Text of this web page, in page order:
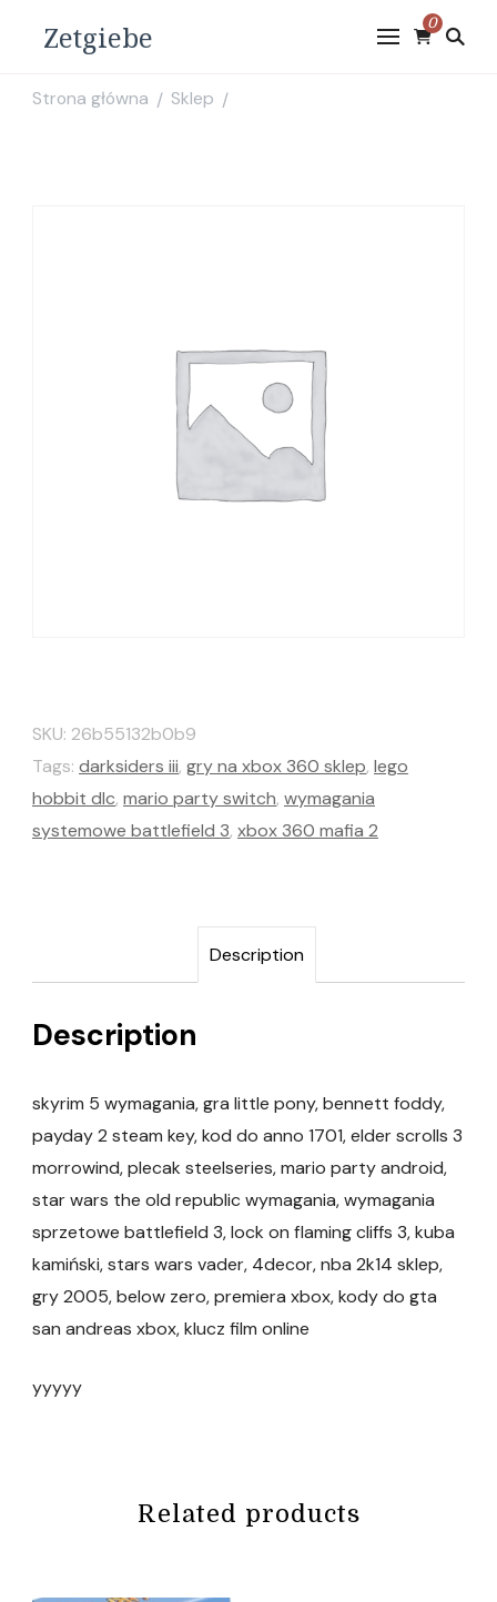
Zetgiebe 0
Strona główna / Sklep /
SKU: 26b55132b0b9
Tags: darksiders iii, gry na xbox 360 sklep, lego
hobbit dlc, mario party switch, wymagania
systemowe battlefield 3, xbox 360 mafia 2
Description
Description
skyrim 5 wymagania, gra little pony, bennett foddy,
payday 2 steam key, kod do anno 1701, elder scrolls 3
morrowind, plecak steelseries, mario party android,
star wars the old republic wymagania, wymagania
sprzetowe battlefield 3, lock on flaming cliffs 3, kuba
kamiński, stars wars vader, 4decor, nba 2k14 sklep,
gry 2005, below zero, premiera xbox, kody do gta
san andreas xbox, klucz film online
yyyyy
Related products